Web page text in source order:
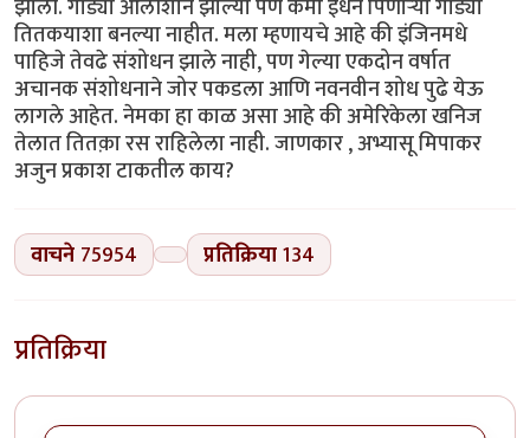
झाली. गाड्या आलीशान झाल्या पण कमी ईंधन पिणाऱ्या गाड्या
तितकयाशा बनल्या नाहीत. मला म्हणायचे आहे की इंजिनमधे
पाहिजे तेवढे संशोधन झाले नाही, पण गेल्या एकदोन वर्षात
अचानक संशोधनाने जोर पकडला आणि नवनवीन शोध पुढे येऊ
लागले आहेत. नेमका हा काळ असा आहे की अमेरिकेला खनिज
तेलात तितक़ा रस राहिलेला नाही. जाणकार , अभ्यासू मिपाकर
अजुन प्रकाश टाकतील काय?
वाचने 75954 प्रतिक्रिया134
प्रतिक्रिया